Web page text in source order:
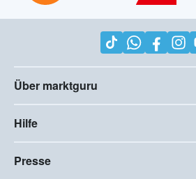
Über marktguru
Hilfe
Presse